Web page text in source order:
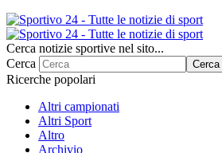
Cerca notizie sportive nel sito...
Cerca
Cerca
Ricerche popolari
Altri campionati
Altri Sport
Altro
Archivio